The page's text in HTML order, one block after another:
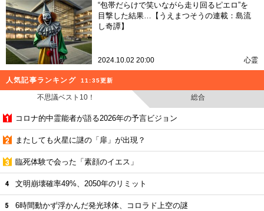
“包帯だらけで笑いながら走り回るピエロ”を
目撃した結果…【うえまつそうの連載：島流
し奇譚】
2024.10.02 20:00 心霊
人気記事ランキング 11:35更新
不思議ベスト10！ 総合
コロナ的中霊能者が語る2026年の予言ビジョン
またしても火星に謎の「扉」が出現？
臨死体験で会った「素顔のイエス」
文明崩壊確率49%、2050年のリミット
6時間動かず浮かんだ発光球体、コロラド上空の謎